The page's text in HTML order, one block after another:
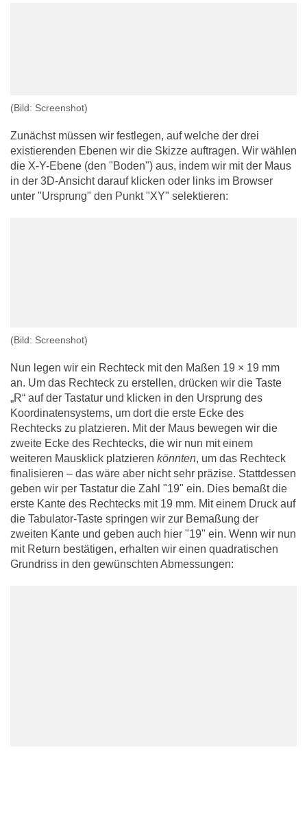
(Bild: Screenshot)
Zunächst müssen wir festlegen, auf welche der drei
existierenden Ebenen wir die Skizze auftragen. Wir wählen
die X-Y-Ebene (den "Boden") aus, indem wir mit der Maus
in der 3D-Ansicht darauf klicken oder links im Browser
unter "Ursprung" den Punkt "XY" selektieren:
(Bild: Screenshot)
Nun legen wir ein Rechteck mit den Maßen 19 × 19 mm
an. Um das Rechteck zu erstellen, drücken wir die Taste
„R“ auf der Tastatur und klicken in den Ursprung des
Koordinatensystems, um dort die erste Ecke des
Rechtecks zu platzieren. Mit der Maus bewegen wir die
zweite Ecke des Rechtecks, die wir nun mit einem
weiteren Mausklick platzieren könnten, um das Rechteck
finalisieren – das wäre aber nicht sehr präzise. Stattdessen
geben wir per Tastatur die Zahl "19" ein. Dies bemaßt die
erste Kante des Rechtecks mit 19 mm. Mit einem Druck auf
die Tabulator-Taste springen wir zur Bemaßung der
zweiten Kante und geben auch hier "19" ein. Wenn wir nun
mit Return bestätigen, erhalten wir einen quadratischen
Grundriss in den gewünschten Abmessungen: